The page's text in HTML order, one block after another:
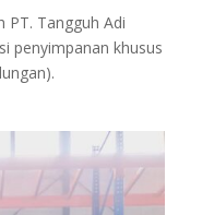
PT. Tangguh Adi
penyimpanan khusus